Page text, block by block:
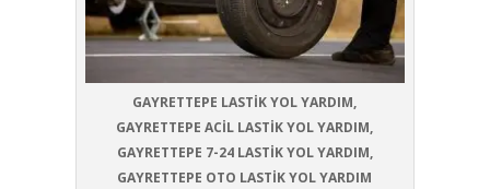
GAYRETTEPE LASTİK YOL YARDIM,
GAYRETTEPE ACİL LASTİK YOL YARDIM,
GAYRETTEPE 7-24 LASTİK YOL YARDIM,
GAYRETTEPE OTO LASTİK YOL YARDIM